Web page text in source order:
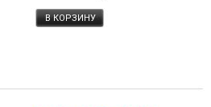
В КОРЗИНУ